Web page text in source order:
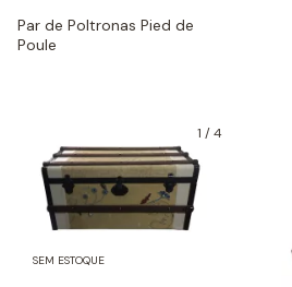
Par de Poltronas Pied de
Poule
1 /4
SEM ESTOQUE